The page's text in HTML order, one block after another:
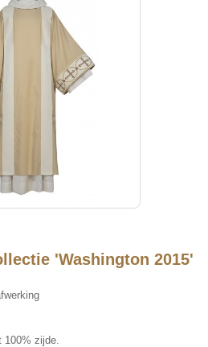
'Washington 2015'
100% zijde.